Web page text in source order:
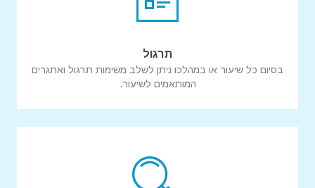
תרגול
בסיום כל שיעור או במהלכו ניתן לשלב משימות תרגול ואתגרים
המותאמים לשיעור.